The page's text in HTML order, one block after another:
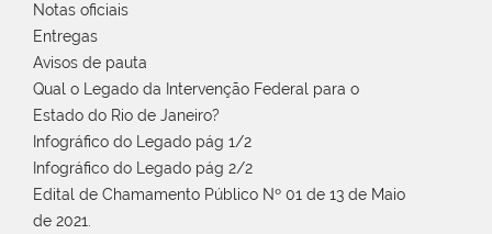
Notas oficiais
Entregas
Avisos de pauta
Qual o Legado da Intervenção Federal para o
Estado do Rio de Janeiro?
Infográfico do Legado pág 1/2
Infográfico do Legado pág 2/2
Edital de Chamamento Público Nº 01 de 13 de Maio
de 2021.